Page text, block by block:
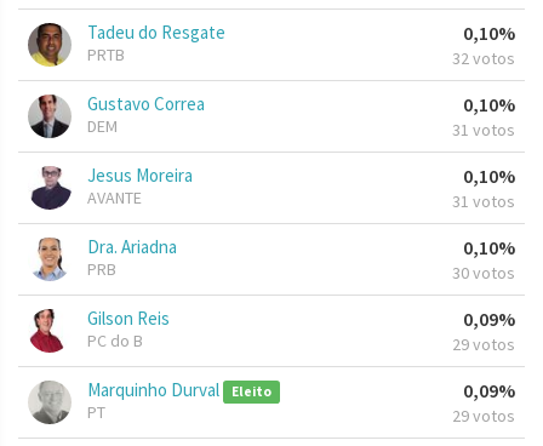
Tadeu do Resgate
PRTB
0,10%
32 votos
Gustavo Correa
DEM
0,10%
31 votos
Jesus Moreira
AVANTE
0,10%
31 votos
Dra. Ariadna
PRB
0,10%
30 votos
Gilson Reis
PC do B
0,09%
29 votos
Marquinho Durval Eleito
PT
0,09%
29 votos